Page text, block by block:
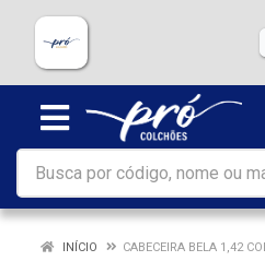
INÍCIO CABECEIRA BELA 1,42